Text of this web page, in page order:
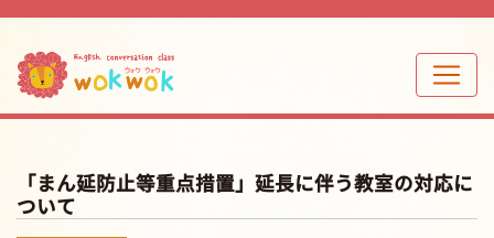
「まん延防止等重点措置」延長に伴う教室の対応に
ついて